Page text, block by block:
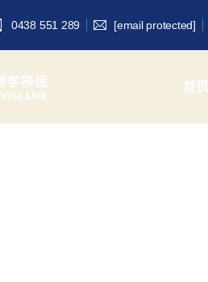
0438 551 289 [email protected]
首页